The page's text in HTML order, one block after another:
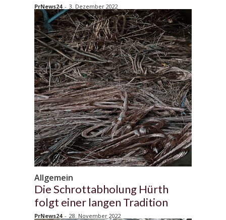
PrNews24 - 3. Dezember 2022
Allgemein
Die Schrottabholung Hürth
folgt einer langen Tradition
PrNews24 - 28. November 2022